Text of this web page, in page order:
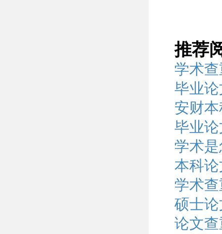
推荐
学术
毕业
安财
毕业
学术
本科
学术
硕士
论文